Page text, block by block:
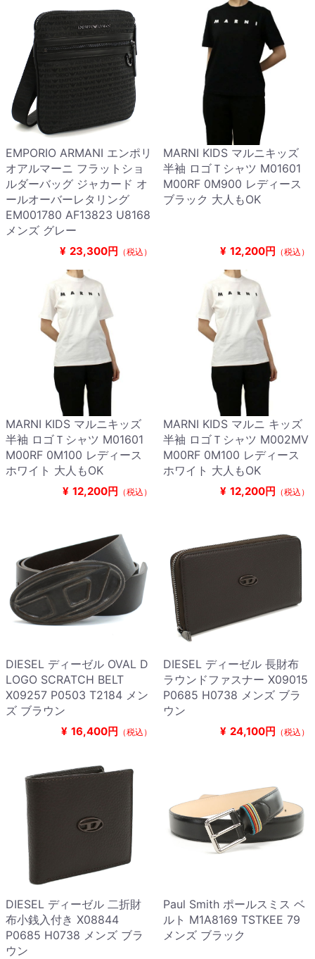
EMPORIO ARMANI エンポリ
オアルマーニ フラットショ
ルダーバッグ ジャカード オ
ールオーバーレタリング
EM001780 AF13823 U8168
メンズ グレー
¥ 23,300円 （税込）
MARNI KIDS マルニキッズ
半袖 ロゴＴシャツ M01601
M00RF 0M900 レディース
ブラック 大人もOK
¥ 12,200円 （税込）
MARNI KIDS マルニキッズ
半袖 ロゴＴシャツ M01601
M00RF 0M100 レディース
ホワイト 大人もOK
¥ 12,200円 （税込）
MARNI KIDS マルニ キッズ
半袖 ロゴＴシャツ M002MV
M00RF 0M100 レディース
ホワイト 大人もOK
¥ 12,200円 （税込）
DIESEL ディーゼル OVAL D
LOGO SCRATCH BELT
X09257 P0503 T2184 メン
ズ ブラウン
¥ 16,400円 （税込）
DIESEL ディーゼル 長財布
ラウンドファスナー X09015
P0685 H0738 メンズ ブラ
ウン
¥ 24,100円 （税込）
DIESEL ディーゼル 二折財
布小銭入付き X08844
P0685 H0738 メンズ ブラ
ウン
Paul Smith ポールスミス ベ
ルト M1A8169 TSTKEE 79
メンズ ブラック